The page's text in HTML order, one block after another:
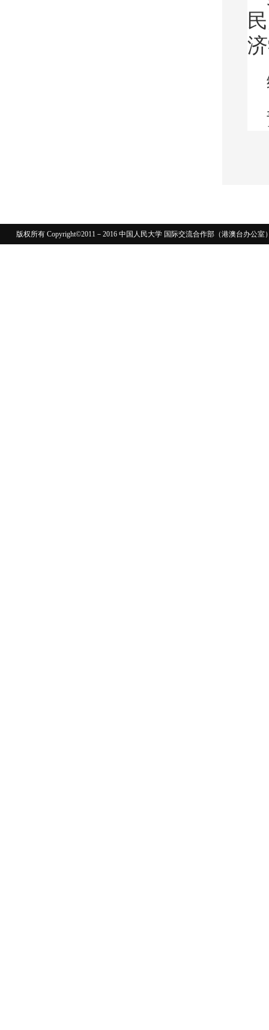
版权所有 Copyright©2011－2016 中国人民大学 国际交流合作部（港澳台办